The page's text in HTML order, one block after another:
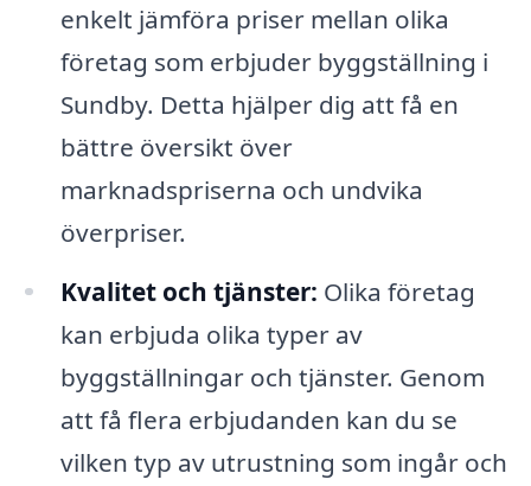
enkelt jämföra priser mellan olika
företag som erbjuder byggställning i
Sundby. Detta hjälper dig att få en
bättre översikt över
marknadspriserna och undvika
överpriser.
Kvalitet och tjänster: Olika företag
kan erbjuda olika typer av
byggställningar och tjänster. Genom
att få flera erbjudanden kan du se
vilken typ av utrustning som ingår och